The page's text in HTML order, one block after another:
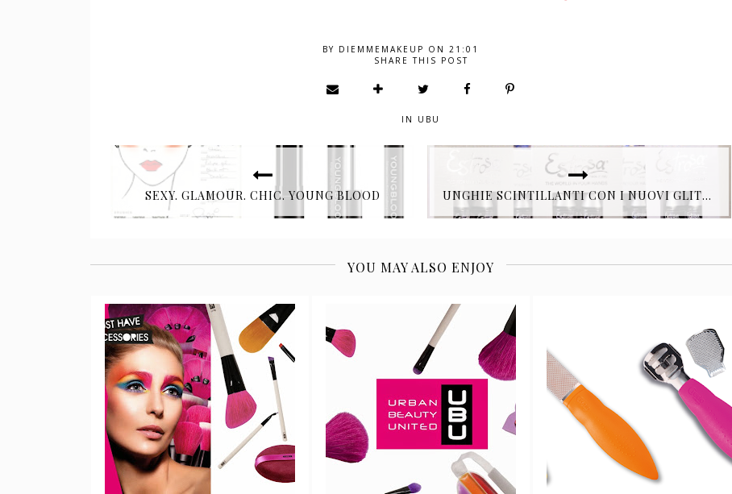
BY DIEMMEMAKEUP ON 21:01
SHARE THIS POST
IN UBU
SEXY. GLAMOUR. CHIC. YOUNG BLOOD UNGHIE SCINTILLANTI CON I NUOVI GLITTER DI ESTROSA
YOU MAY ALSO ENJOY